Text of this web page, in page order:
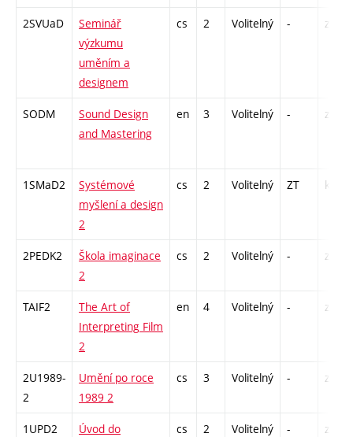
2SVUaD
Seminář
výzkumu
uměním a
designem
cs 2 Volitelný - zá
SODM
Sound Design
and Mastering
en 3 Volitelný - zá
1SMaD2
Systémové
myšlení a design
2
cs 2 Volitelný ZT kl
2PEDK2
Škola imaginace
2
cs 2 Volitelný - zá
TAIF2
The Art of
Interpreting Film
2
en 4 Volitelný - zk
2U1989-
2
Umění po roce
1989 2
cs 3 Volitelný - zk
1UPD2
Úvod do
cs 2 Volitelný - zá